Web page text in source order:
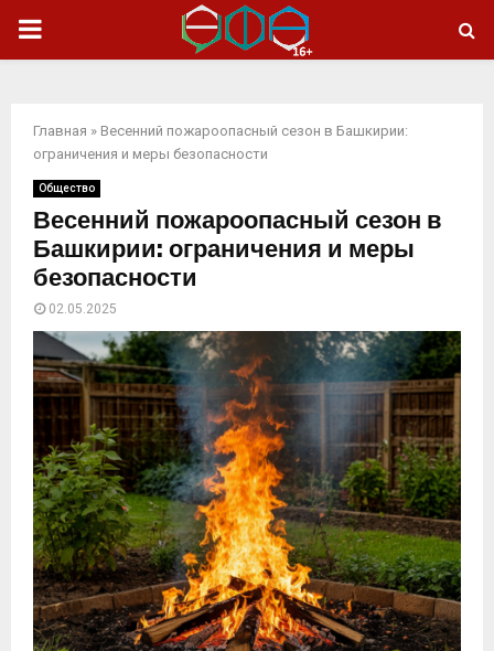
ОСНОВНОЕ
Главная » Весенний пожароопасный сезон в Башкирии:
ограничения и меры безопасности
Общество
Весенний пожароопасный сезон в
Башкирии: ограничения и меры
безопасности
02.05.2025